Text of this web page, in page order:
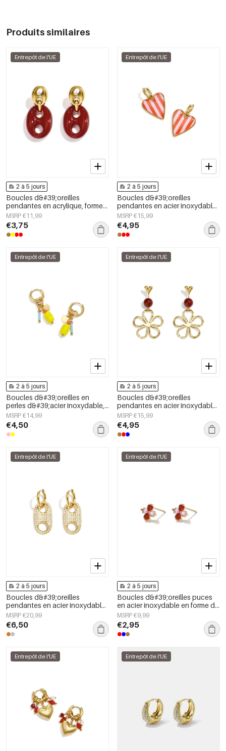
Produits similaires
Entrepôt de l'UE
2 à 5 jours
Boucles d&#39;oreilles
pendantes en acrylique, forme
géométrique, collection simple
et décontractée pour femmes
MSRP €11,99
€3,75
Entrepôt de l'UE
2 à 5 jours
Boucles d&#39;oreilles
pendantes en acier inoxydable
en forme de cœur, collection
Daily Simple, bijoux pour
femmes
MSRP €15,99
€4,95
Entrepôt de l'UE
2 à 5 jours
Boucles d&#39;oreilles en
perles d&#39;acier inoxydable,
forme elliptique, collection
simple et mignonne pour le
quotidien, bijoux pour femmes
MSRP €14,99
€4,50
Entrepôt de l'UE
2 à 5 jours
Boucles d&#39;oreilles
pendantes en acier inoxydable,
motif fleur, collection Daily
Simple, bijoux pour femmes
MSRP €15,99
€4,95
Entrepôt de l'UE
2 à 5 jours
Boucles d&#39;oreilles
pendantes en acier inoxydable,
forme géométrique, collection
simple pour le quotidien, bijoux
pour femmes
MSRP €20,99
€6,50
Entrepôt de l'UE
2 à 5 jours
Boucles d&#39;oreilles puces
en acier inoxydable en forme de
cœur, collection Daily Simple,
bijoux pour femmes
MSRP €9,99
€2,95
Entrepôt de l'UE Entrepôt de l'UE